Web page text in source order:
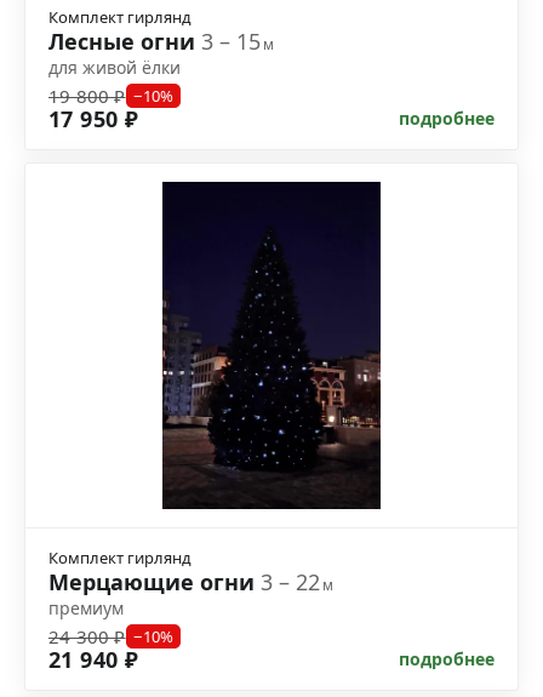
Комплект гирлянд
Лесные огни 3 – 15м
для живой ёлки
19 800 ₽ −10%
17 950 ₽ подробнее
Комплект гирлянд
Мерцающие огни 3 – 22м
премиум
24 300 ₽ −10%
21 940 ₽ подробнее